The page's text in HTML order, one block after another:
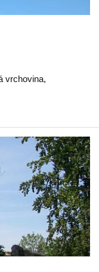
vrchovina,